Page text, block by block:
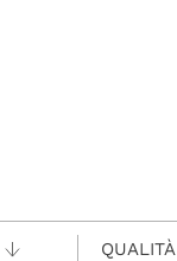
QUALITÀ